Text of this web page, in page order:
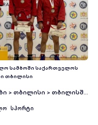
სამბოში საქართველოს
თბილისი
> თბილისი > თბილისში სპორტულ და საბრძოლო სამბოში საქართველოს ეროვნული ჩემპიონატი გაიმართა
ᲡᲞᲝᲠᲢᲘ